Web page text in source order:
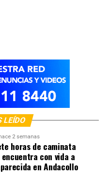
LEÍDO
hace 2 semanas
horas de caminata
con vida a
en Andacollo